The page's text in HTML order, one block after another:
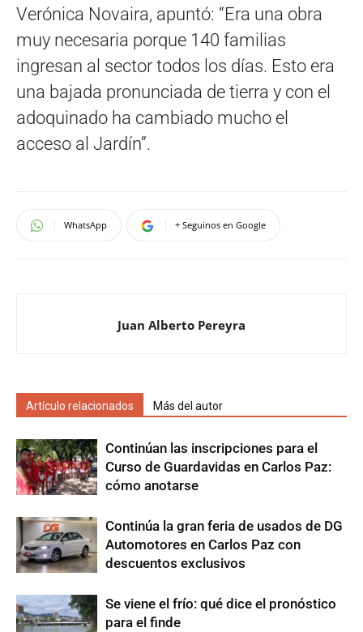
Verónica Novaira, apuntó: “Era una obra
muy necesaria porque 140 familias
ingresan al sector todos los días. Esto era
una bajada pronunciada de tierra y con el
adoquinado ha cambiado mucho el
acceso al Jardín”.
WhatsApp + Seguinos en Google
Juan Alberto Pereyra
Artículo relacionados Más del autor
Continúan las inscripciones para el
Curso de Guardavidas en Carlos Paz:
cómo anotarse
Continúa la gran feria de usados de DG
Automotores en Carlos Paz con
descuentos exclusivos
Se viene el frío: qué dice el pronóstico
para el finde